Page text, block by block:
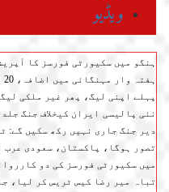
ویڈیو
ہنگو میں سکیورٹی فورسز کا آپریشن، 7 خوارج ہلاک، کیپٹن حمزہ
ہفتہ وار مہنگائی میں اضافہ، 20 اشیائے ضروریہ کی قیمتیں بڑھ گئیں
پہلے اپنی لیگ، پھر غیر ملکی
نئی پالیسی ایران کیخلاف جنگ جلد
دیر جنگ جاری نہیں رکھ سکیں گے:
تصور ہوگا، پاکستان، سعودی عرب
تباہ میر رضا کیس ٹریس کر لیا، جلد